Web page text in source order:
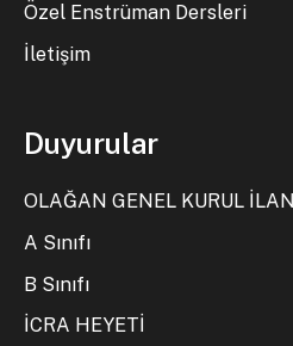
Özel Enstrüman Dersleri
İletişim
Duyurular
OLAĞAN GENEL KURUL İLANI
A Sınıfı
B Sınıfı
İCRA HEYETİ